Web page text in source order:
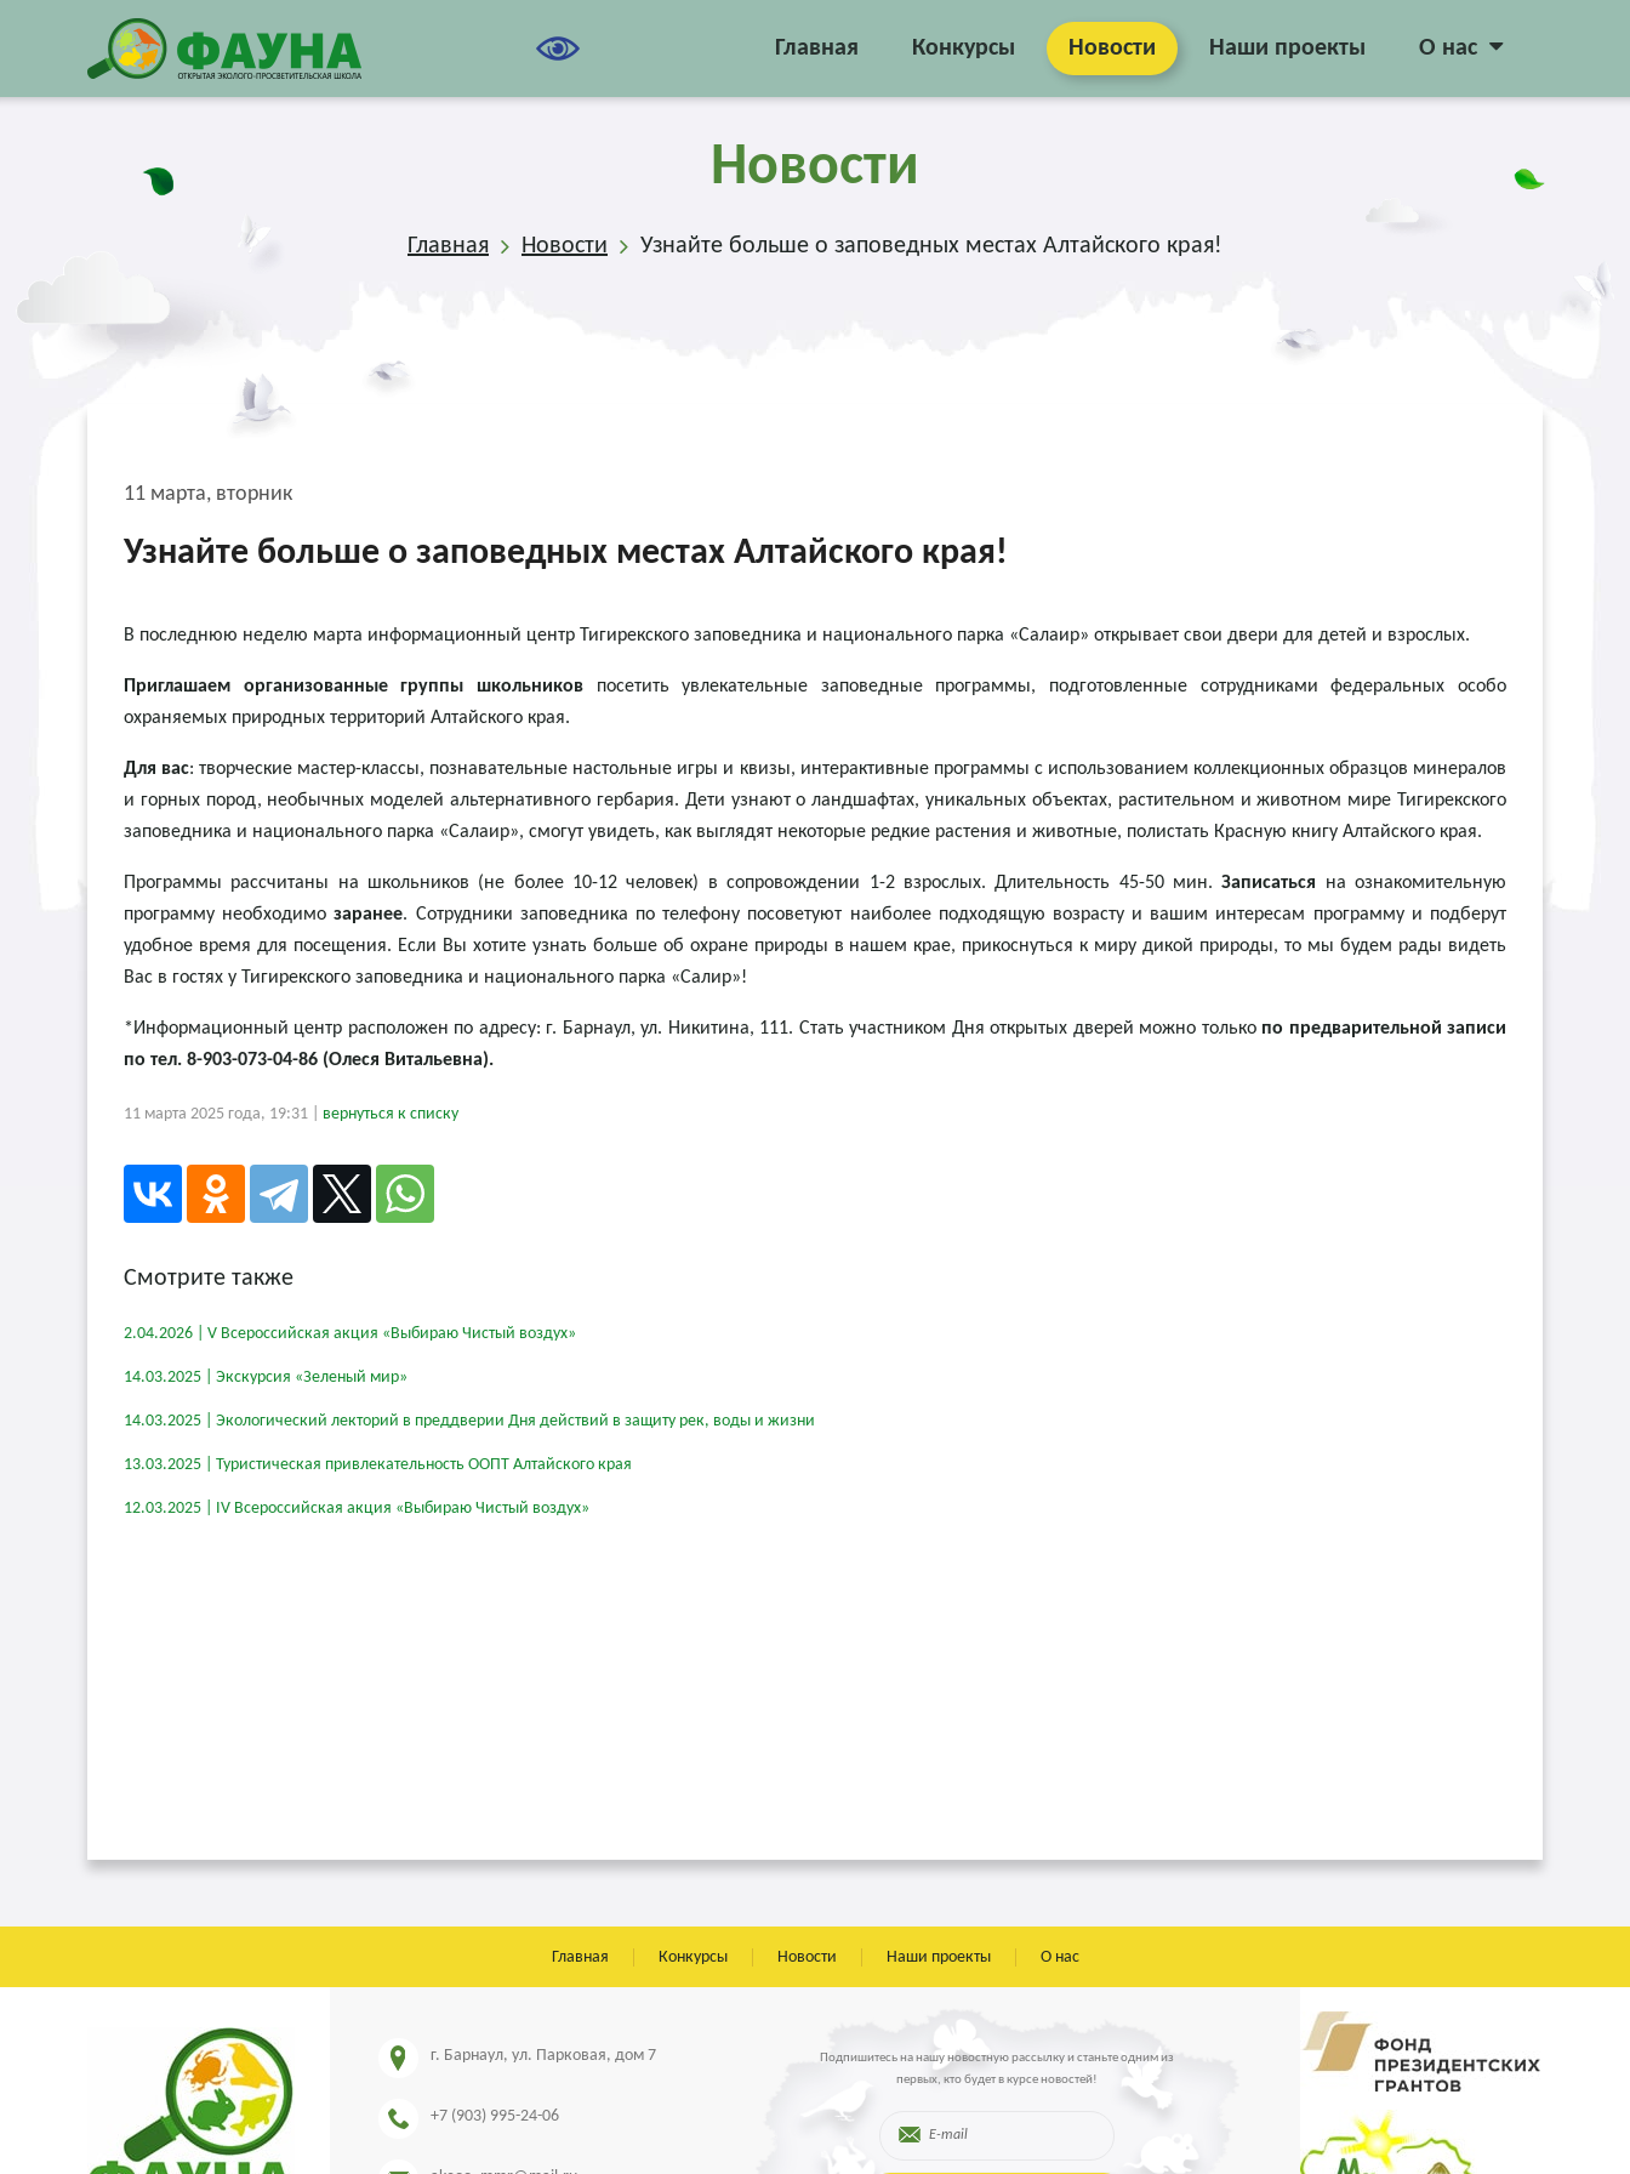
Главная Конкурсы Новости Наши проекты О нас
Новости
Главная Новости Узнайте больше о заповедных местах Алтайского края!
11 марта, вторник
Узнайте больше о заповедных местах Алтайского края!
В последнюю неделю марта информационный центр Тигирекского заповедника и национального парка «Салаир» открывает свои двери для детей и взрослых.
Приглашаем организованные группы школьниковпосетить увлекательные заповедные программы, подготовленные сотрудниками федеральных особо
охраняемых природных территорий Алтайского края.
Для вас: творческие мастер-классы, познавательные настольные игры и квизы, интерактивные программы с использованием коллекционных образцов минералов
и горных пород, необычных моделей альтернативного гербария. Дети узнают о ландшафтах, уникальных объектах, растительном и животном мире Тигирекского
заповедника и национального парка «Салаир», смогут увидеть, как выглядят некоторые редкие растения и животные, полистать Красную книгу Алтайского края.
Программы рассчитаны на школьников (не более 10-12 человек) в сопровождении 1-2 взрослых. Длительность 45-50 мин.Записаться на ознакомительную
программу необходимозаранее. Сотрудники заповедника по телефону посоветуют наиболее подходящую возрасту и вашим интересам программу и подберут
удобное время для посещения. Если Вы хотите узнать больше об охране природы в нашем крае, прикоснуться к миру дикой природы, то мы будем рады видеть
Вас в гостях у Тигирекского заповедника и национального парка «Салир»!
*Информационный центр расположен по адресу: г. Барнаул, ул. Никитина, 111. Стать участником Дня открытых дверей можно толькопо предварительной записи
по тел. 8-903-073-04-86 (Олеся Витальевна).
11 марта 2025 года, 19:31 | вернуться к списку
Смотрите также
2.04.2026 | V Всероссийская акция «Выбираю Чистый воздух»
14.03.2025 | Экскурсия «Зеленый мир»
14.03.2025 | Экологический лекторий в преддверии Дня действий в защиту рек, воды и жизни
13.03.2025 | Туристическая привлекательность ООПТ Алтайского края
12.03.2025 | IV Всероссийская акция «Выбираю Чистый воздух»
Главная Конкурсы Новости Наши проекты О нас
г. Барнаул, ул. Парковая, дом 7
+7 (903) 995-24-06
Подпишитесь на нашу новостную рассылку и станьте одним из
первых, кто будет в курсе новостей!